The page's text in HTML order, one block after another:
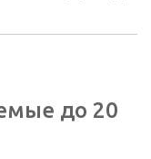
до 20